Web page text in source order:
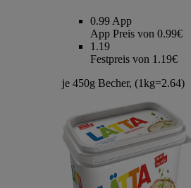
0.99 App
App Preis von 0.99€
1.19
Festpreis von 1.19€
je 450g Becher, (1kg=2.64)